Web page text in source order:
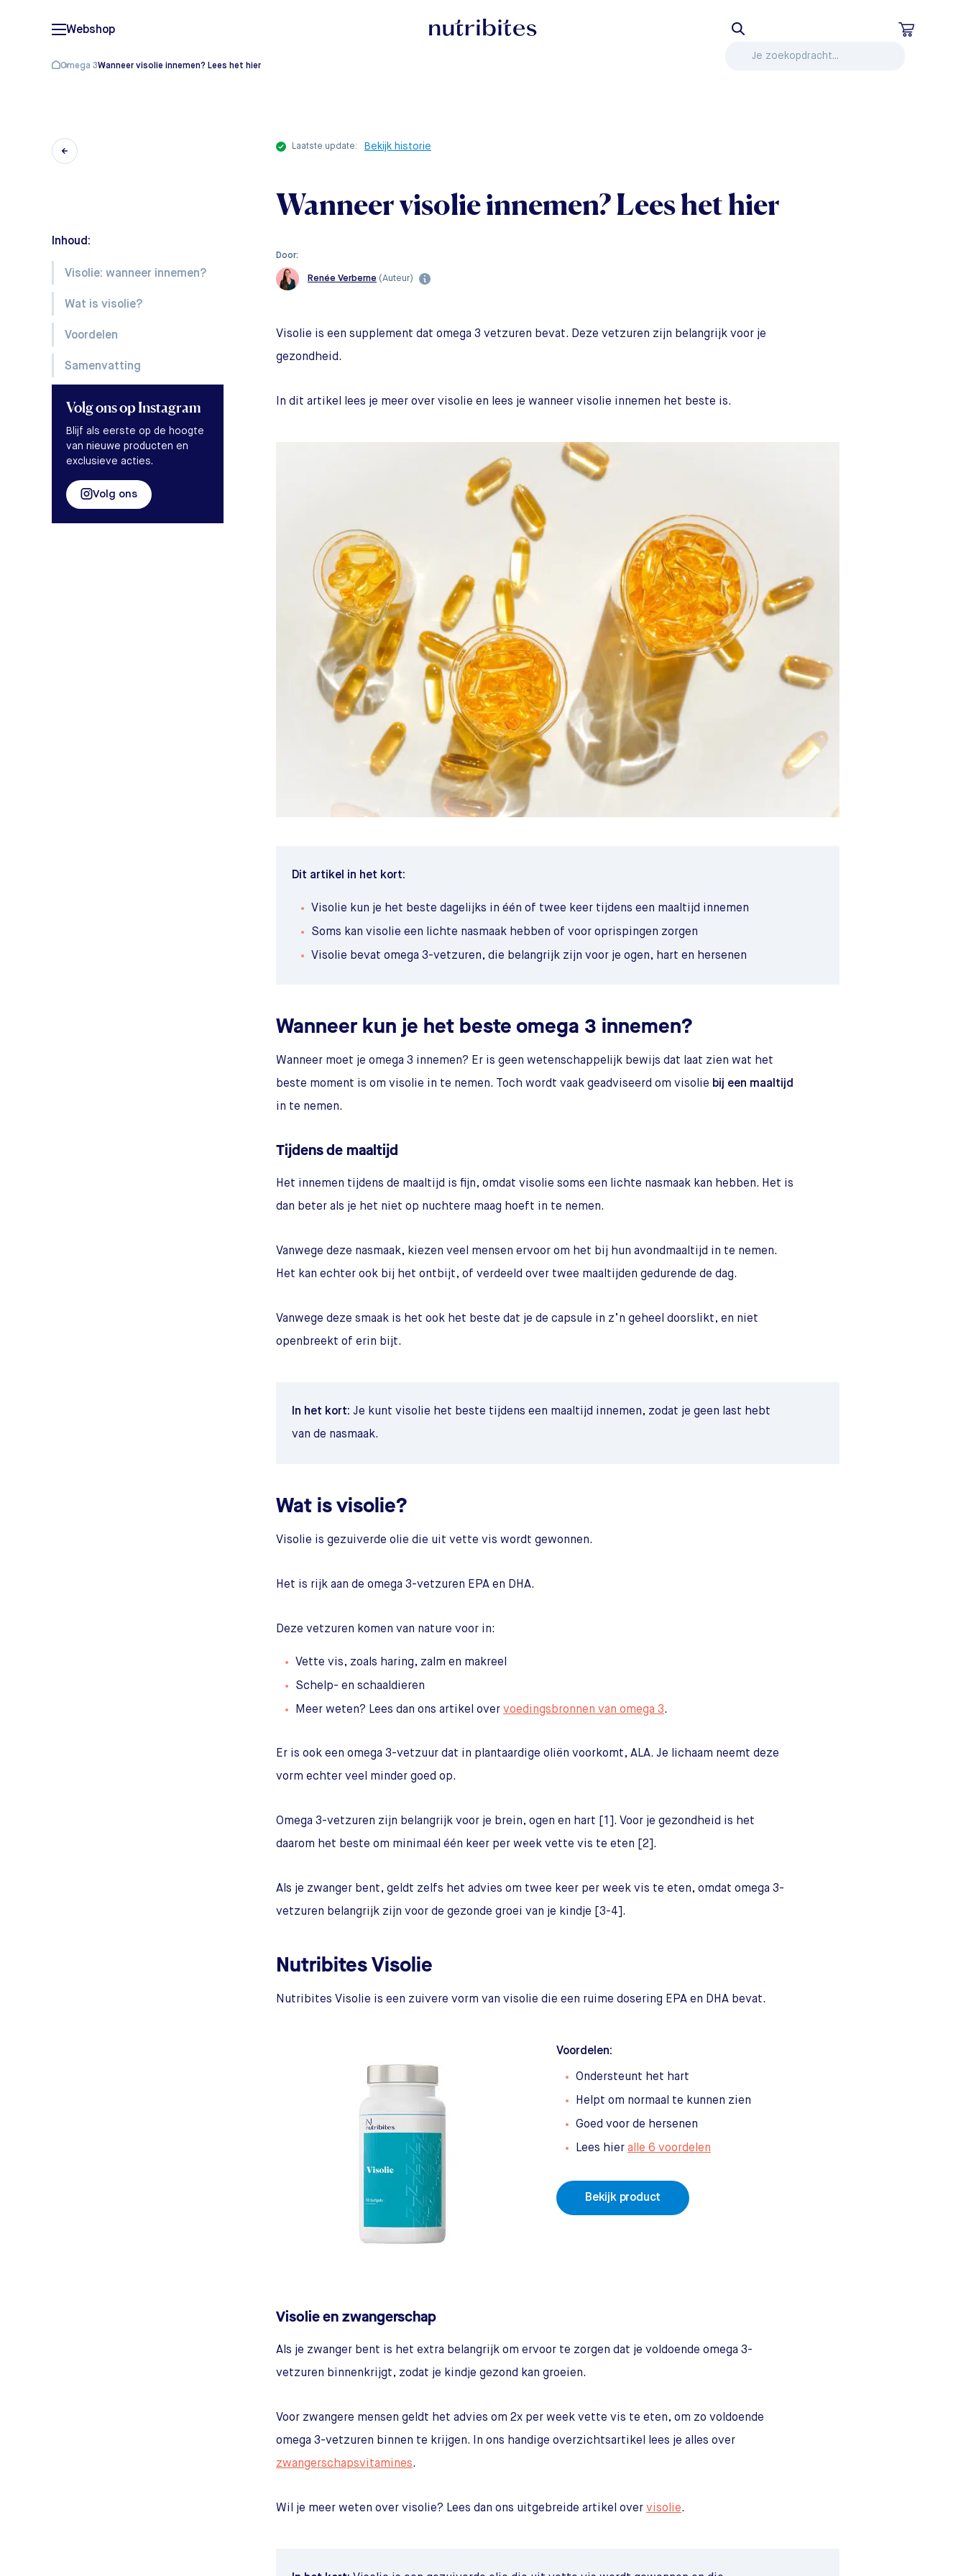
Webshop
Omega 3Wanneer visolie innemen? Lees het hier
Inhoud:
Visolie: wanneer innemen?
Wat is visolie?
Voordelen
Samenvatting
Volg onsop Instagram
Blijf als eerste op de hoogte
van nieuwe producten en
exclusieve acties.
Volg ons
laatste update: Bekijk historie
Wanneer visolie innemen? Lees het hier
Door:
Renée Verberne (Auteur)
Visolie is een supplement dat omega 3 vetzuren bevat. Deze vetzuren zijn belangrijk voor je
gezondheid.
In dit artikel lees je meer over visolie en lees je wanneer visolie innemen het beste is.
Dit artikel in het kort:
Visolie kun je het beste dagelijks in één of twee keer tijdens een maaltijd innemen
Soms kan visolie een lichte nasmaak hebben of voor oprispingen zorgen
Visolie bevat omega 3-vetzuren, die belangrijk zijn voor je ogen, hart en hersenen
Wanneer kun je het beste omega 3 innemen?
Wanneer moet je omega 3 innemen? Er is geen wetenschappelijk bewijs dat laat zien wat het
beste moment is om visolie in te nemen. Toch wordt vaak geadviseerd om visolie bij een maaltijd
in te nemen.
Tijdens de maaltijd
Het innemen tijdens de maaltijd is fijn, omdat visolie soms een lichte nasmaak kan hebben. Het is
dan beter als je het niet op nuchtere maag hoeft in te nemen.
Vanwege deze nasmaak, kiezen veel mensen ervoor om het bij hun avondmaaltijd in te nemen.
Het kan echter ook bij het ontbijt, of verdeeld over twee maaltijden gedurende de dag.
Vanwege deze smaak is het ook het beste dat je de capsule in z’n geheel doorslikt, en niet
openbreekt of erin bijt.
In het kort: Je kunt visolie het beste tijdens een maaltijd innemen, zodat je geen last hebt
van de nasmaak.
Wat is visolie?
Visolie is gezuiverde olie die uit vette vis wordt gewonnen.
Het is rijk aan de omega 3-vetzuren EPA en DHA.
Deze vetzuren komen van nature voor in:
Vette vis, zoals haring, zalm en makreel
Schelp- en schaaldieren
Meer weten? Lees dan ons artikel over voedingsbronnen van omega 3.
Er is ook een omega 3-vetzuur dat in plantaardige oliën voorkomt, ALA. Je lichaam neemt deze
vorm echter veel minder goed op.
Omega 3-vetzuren zijn belangrijk voor je brein, ogen en hart [1]. Voor je gezondheid is het
daarom het beste om minimaal één keer per week vette vis te eten [2].
Als je zwanger bent, geldt zelfs het advies om twee keer per week vis te eten, omdat omega 3-
vetzuren belangrijk zijn voor de gezonde groei van je kindje [3-4].
Nutribites Visolie
Nutribites Visolie is een zuivere vorm van visolie die een ruime dosering EPA en DHA bevat.
Voordelen:
Ondersteunt het hart
Helpt om normaal te kunnen zien
Goed voor de hersenen
Lees hier alle 6 voordelen
Bekijk product
Visolie en zwangerschap
Als je zwanger bent is het extra belangrijk om ervoor te zorgen dat je voldoende omega 3-
vetzuren binnenkrijgt, zodat je kindje gezond kan groeien.
Voor zwangere mensen geldt het advies om 2x per week vette vis te eten, om zo voldoende
omega 3-vetzuren binnen te krijgen. In ons handige overzichtsartikel lees je alles over
zwangerschapsvitamines.
Wil je meer weten over visolie? Lees dan ons uitgebreide artikel over visolie.